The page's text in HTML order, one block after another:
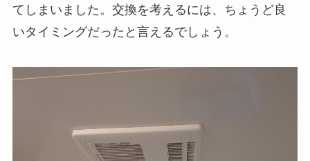
てしまいました。交換を考えるには、ちょうど良
いタイミングだったと言えるでしょう。